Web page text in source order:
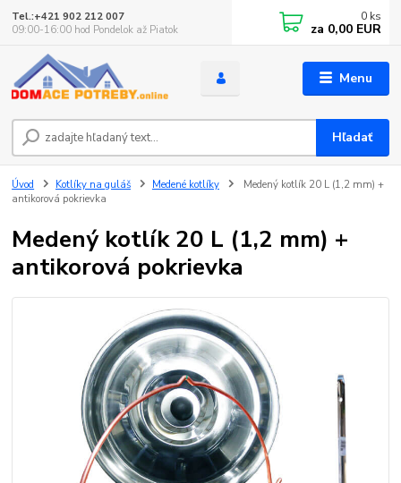
Menu
Hľadať
Tel.:+421 902 212 007
09:00-16:00 hod Pondelok až Piatok
0 ks
za 0,00 EUR
Úvod Kotlíky na guláš Medené kotlíky
Medený kotlík 20 L (1,2 mm) +
antikorová pokrievka
Medený kotlík 20 L (1,2 mm) +
antikorová pokrievka